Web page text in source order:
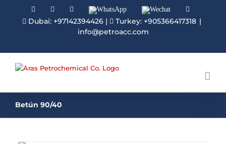
FacebookLinkedinInstagramWhatsApp Wechat
Dubai: +97142394426| Turkey: +905366417318 |
info@petroacc.com
Betún 90/40